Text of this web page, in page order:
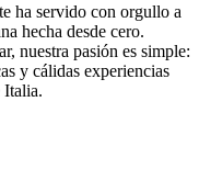
ha servido con orgullo a
hecha desde cero.
nuestra pasión es simple:
y cálidas experiencias
Italia.